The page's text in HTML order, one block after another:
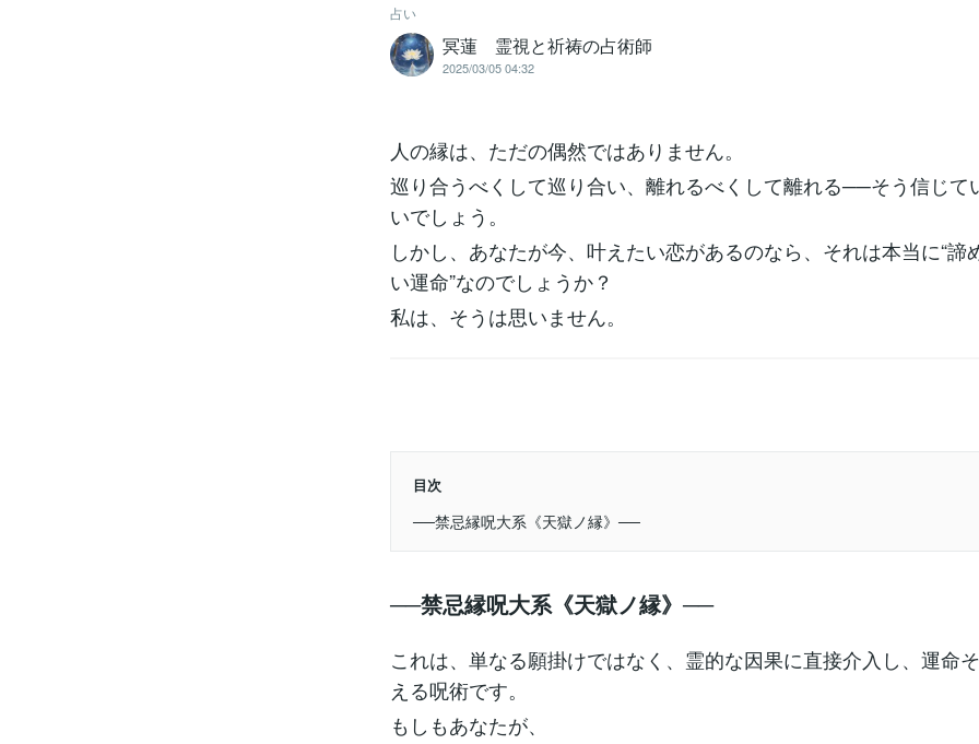
占い
冥蓮 霊視と祈祷の占術師
2025/03/05 04:32
人の縁は、ただの偶然ではありません。
巡り合うべくして巡り合い、離れるべくして離れる──そう信じて
いでしょう。
しかし、あなたが今、叶えたい恋があるのなら、それは本当に“諦
い運命”なのでしょうか？
私は、そうは思いません。
目次
──禁忌縁呪大系《天獄ノ縁》──
──禁忌縁呪大系《天獄ノ縁》──
これは、単なる願掛けではなく、霊的な因果に直接介入し、運命
える呪術です。
もしもあなたが、